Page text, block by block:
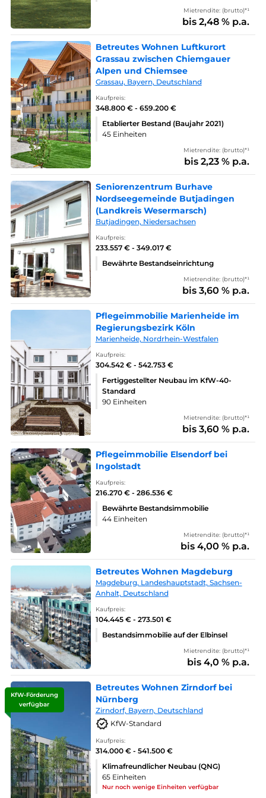
Mietrendite: (brutto)*¹
bis 2,48 % p.a.
Betreutes Wohnen Luftkurort
Grassau zwischen Chiemgauer
Alpen und Chiemsee
Grassau, Bayern, Deutschland
Kaufpreis:
348.800 € - 659.200 €
Etablierter Bestand (Baujahr 2021)
45 Einheiten
Mietrendite: (brutto)*¹
bis 2,23 % p.a.
Seniorenzentrum Burhave
Nordseegemeinde Butjadingen
(Landkreis Wesermarsch)
Butjadingen, Niedersachsen
Kaufpreis:
233.557 € - 349.017 €
Bewährte Bestandseinrichtung
Mietrendite: (brutto)*¹
bis 3,60 % p.a.
Pflegeimmobilie Marienheide im
Regierungsbezirk Köln
Marienheide, Nordrhein-Westfalen
Kaufpreis:
304.542 € - 542.753 €
Fertiggestellter Neubau im KfW-40-
Standard
90 Einheiten
Mietrendite: (brutto)*¹
bis 3,60 % p.a.
Pflegeimmobilie Elsendorf bei
Ingolstadt
Kaufpreis:
216.270 € - 286.536 €
Bewährte Bestandsimmobilie
44 Einheiten
Mietrendite: (brutto)*¹
bis 4,00 % p.a.
Betreutes Wohnen Magdeburg
Magdeburg, Landeshauptstadt, Sachsen-
Anhalt, Deutschland
Kaufpreis:
104.445 € - 273.501 €
Bestandsimmobilie auf der Elbinsel
Mietrendite: (brutto)*¹
bis 4,0 % p.a.
KfW-Förderung
verfügbar
Betreutes Wohnen Zirndorf bei
Nürnberg
Zirndorf, Bayern, Deutschland
KfW-Standard
Kaufpreis:
314.000 € - 541.500 €
Klimafreundlicher Neubau (QNG)
65 Einheiten
Nur noch wenige Einheiten verfügbar